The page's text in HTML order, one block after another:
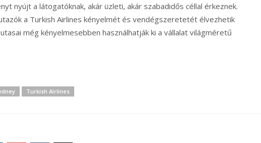
nyújt a látogatóknak, akár üzleti, akár szabadidős céllal érkeznek.
a Turkish Airlines kényelmét és vendégszeretetét élvezhetik
még kényelmesebben használhatják ki a vállalat világméretű
Turkish Airlines